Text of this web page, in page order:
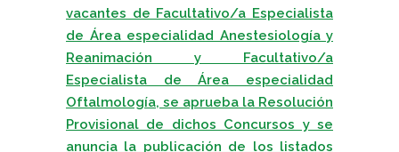
vacantes de Facultativo/a Especialista
de Área especialidad Anestesiología y
Reanimación y Facultativo/a
Especialista de Área especialidad
Oftalmología, se aprueba la Resolución
Provisional de dichos Concursos y se
anuncia la publicación de los listados